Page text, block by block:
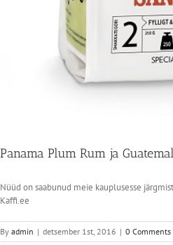
Panama Plum Rum ja
Nüüd on saabunud meie kauplusesse
Kaffi.ee
By admin | detsember 1st, 2016 | 0 Comments